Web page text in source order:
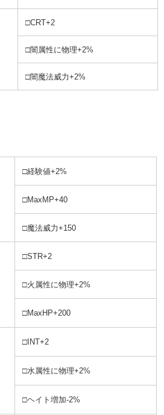
□CRT+2
□闇属性に物理+2%
□闇魔法威力+2%
□経験値+2%
□MaxMP+40
□魔法威力+150
□STR+2
□火属性に物理+2%
□MaxHP+200
□INT+2
□水属性に物理+2%
□ヘイト増加-2%